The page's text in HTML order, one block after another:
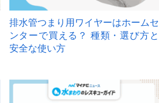
排水管つまり用ワイヤーはホームセ
ンターで買える？ 種類・選び方と
安全な使い方